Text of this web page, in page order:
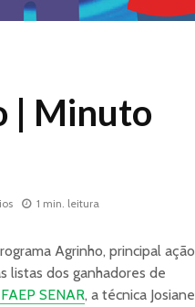
| Minuto
1 min. leitura
Agrinho, principal ação
listas dos ganhadores de
SENAR, a técnica Josiane